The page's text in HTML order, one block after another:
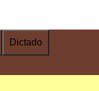
Dictado